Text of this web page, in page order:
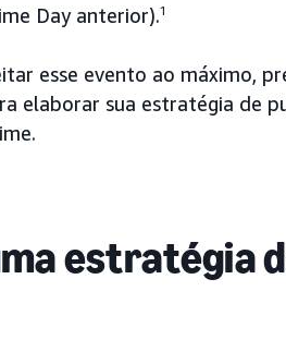
Day anterior).1
esse evento ao máximo,
elaborar sua estratégia de
estratégia